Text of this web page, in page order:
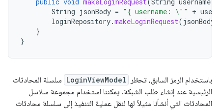
String jsonBody = "{ username: \"" +
loginRepository.makeLoginRequest( jsonBody
}
}
باستخدام الرمز السابق، تحظر LoginViewModel سلسلة المحادثات
الرئيسية عند إنشاء طلب الشبكة. يمكننا استخدام مجموعة سلاسل
المحادثات التي أنشأنا مثيلاً لها لنقل عملية التنفيذ إلى سلسلة محادثات